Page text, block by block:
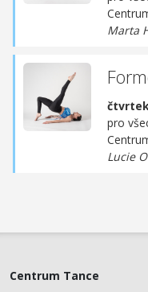
Marta
čtvrtek
pro
Lucie
Centrum Tance